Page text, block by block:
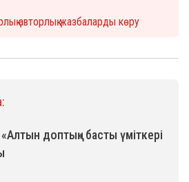
авторлық жазбаларды көру
доптың» басты үміткері